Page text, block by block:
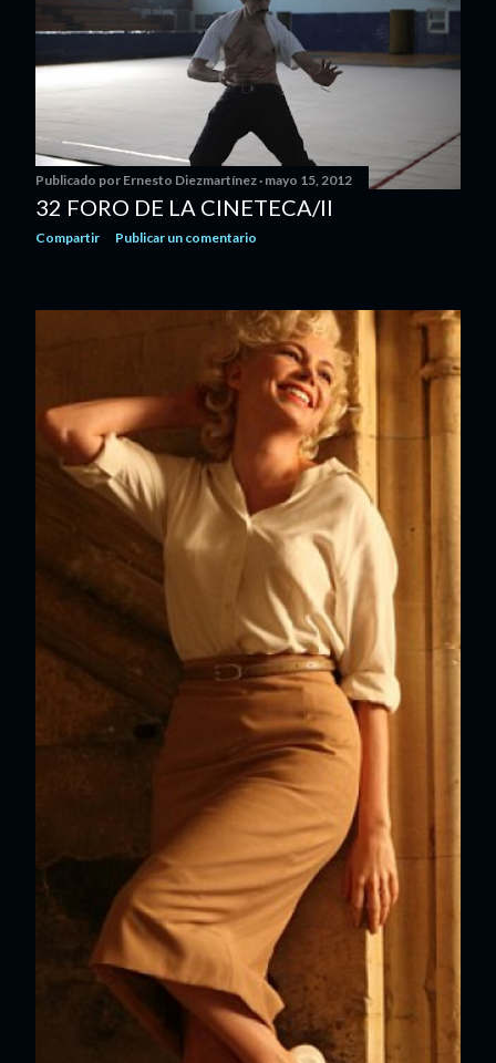
Publicado por Ernesto Diezmartínez mayo 15, 2012
32 FORO DE LA CINETECA/II
Compartir Publicar un comentario